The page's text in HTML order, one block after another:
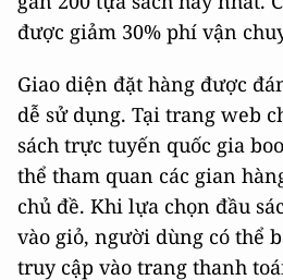
được giảm 30% phí vận
Giao diện đặt hàng được
dễ sử dụng. Tại trang web
sách trực tuyến quốc gia
thể tham quan các gian
chủ đề. Khi lựa chọn đầu
vào giỏ, người dùng có thể
truy cập vào trang thanh